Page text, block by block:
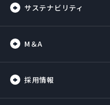
サステナビリティ
M＆A
採用情報